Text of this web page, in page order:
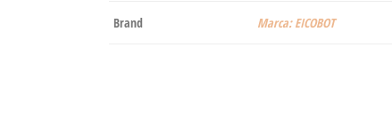
Brand Marca: EICOBOT